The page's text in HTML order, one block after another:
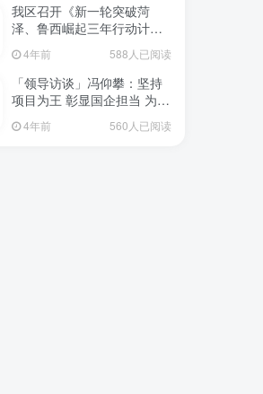
我区召开《新一轮突破菏
泽、鲁西崛起三年行动计划
意见稿）政策分析研判会议
4年前 588人已阅读
「领导访谈」冯仰攀：坚持
项目为王 彰显国企担当 为全
点项目建设贡献“交发力量”
4年前 560人已阅读